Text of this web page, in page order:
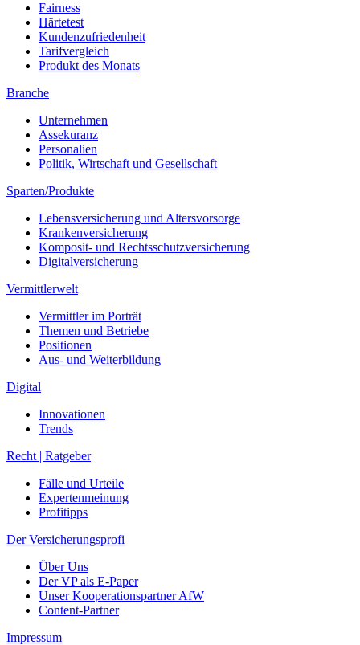
Fairness
Härtetest
Kundenzufriedenheit
Tarifvergleich
Produkt des Monats
Branche
Unternehmen
Assekuranz
Personalien
Politik, Wirtschaft und Gesellschaft
Sparten/Produkte
Lebensversicherung und Altersvorsorge
Krankenversicherung
Komposit- und Rechtsschutzversicherung
Digitalversicherung
Vermittlerwelt
Vermittler im Porträt
Themen und Betriebe
Positionen
Aus- und Weiterbildung
Digital
Innovationen
Trends
Recht | Ratgeber
Fälle und Urteile
Expertenmeinung
Profitipps
Der Versicherungsprofi
Über Uns
Der VP als E-Paper
Unser Kooperationspartner AfW
Content-Partner
Impressum